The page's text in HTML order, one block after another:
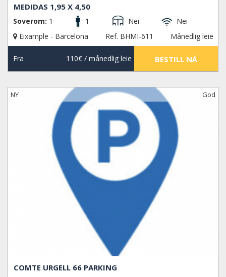
MEDIDAS 1,95 X 4,50
Soverom: 1 1 Nei
Nei
Eixample - Barcelona
Ref. BHMI-611 Månedlig leie
Fra 110€/ månedlig leie BESTILL NÅ
NY God
COMTE URGELL 66 PARKING